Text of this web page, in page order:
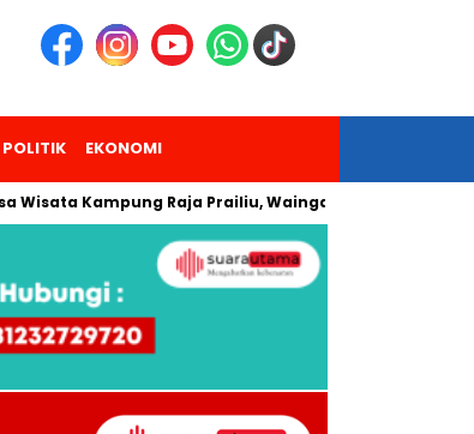
POLITIK EKONOMI
Kampung Raja Prailiu, Waingapu!